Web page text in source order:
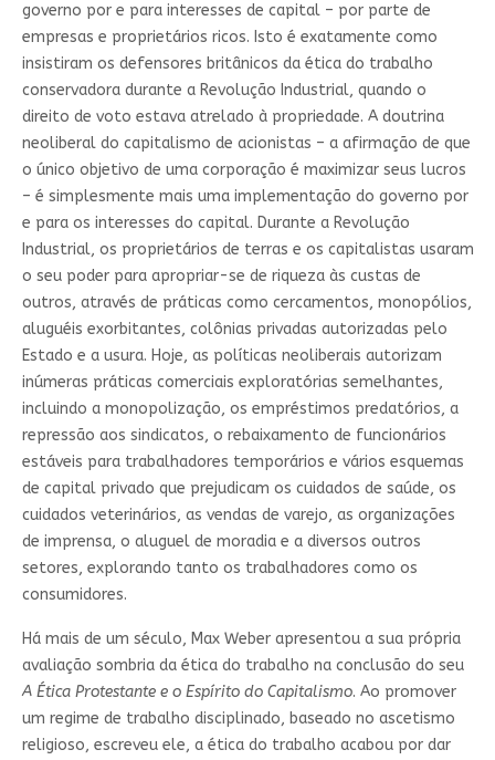
governo por e para interesses de capital – por parte de
empresas e proprietários ricos. Isto é exatamente como
insistiram os defensores britânicos da ética do trabalho
conservadora durante a Revolução Industrial, quando o
direito de voto estava atrelado à propriedade. A doutrina
neoliberal do capitalismo de acionistas – a afirmação de que
o único objetivo de uma corporação é maximizar seus lucros
– é simplesmente mais uma implementação do governo por
e para os interesses do capital. Durante a Revolução
Industrial, os proprietários de terras e os capitalistas usaram
o seu poder para apropriar-se de riqueza às custas de
outros, através de práticas como cercamentos, monopólios,
aluguéis exorbitantes, colônias privadas autorizadas pelo
Estado e a usura. Hoje, as políticas neoliberais autorizam
inúmeras práticas comerciais exploratórias semelhantes,
incluindo a monopolização, os empréstimos predatórios, a
repressão aos sindicatos, o rebaixamento de funcionários
estáveis para trabalhadores temporários e vários esquemas
de capital privado que prejudicam os cuidados de saúde, os
cuidados veterinários, as vendas de varejo, as organizações
de imprensa, o aluguel de moradia e a diversos outros
setores, explorando tanto os trabalhadores como os
consumidores.
Há mais de um século, Max Weber apresentou a sua própria
avaliação sombria da ética do trabalho na conclusão do seu
A Ética Protestante e o Espírito do Capitalismo. Ao promover
um regime de trabalho disciplinado, baseado no ascetismo
religioso, escreveu ele, a ética do trabalho acabou por dar